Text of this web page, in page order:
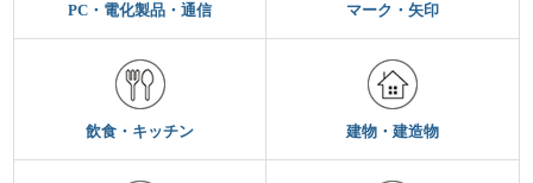
PC・電化製品・通信 マーク・矢印
飲食・キッチン 建物・建造物